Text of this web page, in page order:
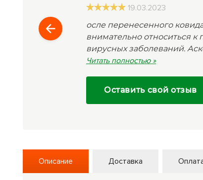
19.03.2023
осле перенесенного
внимательно относиться к
вирусных заболеваний.
витамина Д казалось
целебном и
семян черного тмина.
Читать полностью »
Оставить свой отзыв
Описание Доставка